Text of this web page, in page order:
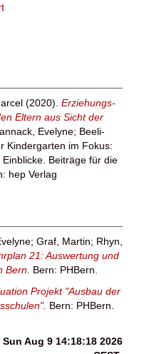
(2020). Erziehungs-
Eltern aus Sicht der
Evelyne; Beeli-
Kindergarten im Fokus:
Beiträge für die
hep Verlag
; Graf, Martin; Rhyn,
21: Auswertung und
Bern. Bern: PHBern.
Projekt "Ausbau der
Bern: PHBern.
Sun Aug 9 14:18:18 2026